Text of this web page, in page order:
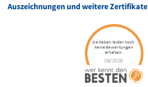
Auszeichnungen und weitere Zertifikate